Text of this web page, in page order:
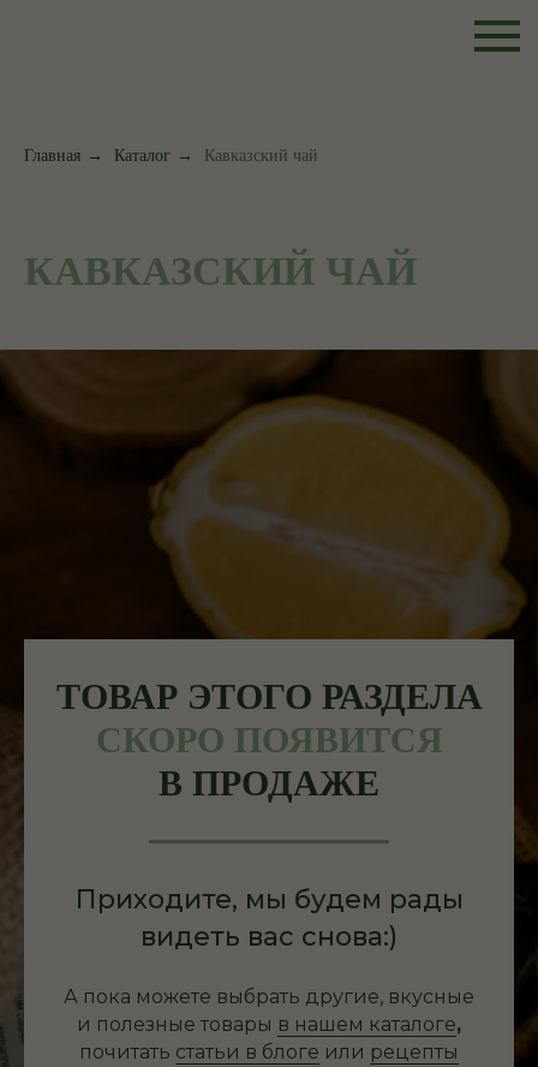
Главная → Каталог → Кавказский чай
КАВКАЗСКИЙ ЧАЙ
ТОВАР ЭТОГО РАЗДЕЛА
СКОРО ПОЯВИТСЯ
В ПРОДАЖЕ
Приходите, мы будем рады
видеть вас снова:)
А пока можете выбрать другие, вкусные
и полезные товары в нашем каталоге,
почитать статьи в блоге или рецепты